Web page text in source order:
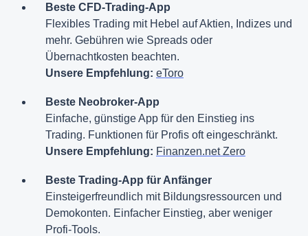
Beste CFD-Trading-App
Flexibles Trading mit Hebel auf Aktien, Indizes und
mehr. Gebühren wie Spreads oder
Übernachtkosten beachten.
Unsere Empfehlung: eToro
Beste Neobroker-App
Einfache, günstige App für den Einstieg ins
Trading. Funktionen für Profis oft eingeschränkt.
Unsere Empfehlung: Finanzen.net Zero
Beste Trading-App für Anfänger
Einsteigerfreundlich mit Bildungsressourcen und
Demokonten. Einfacher Einstieg, aber weniger
Profi-Tools.